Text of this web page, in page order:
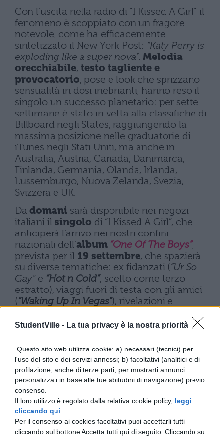
StudentVille - La tua privacy è la nostra priorità
Questo sito web utilizza cookie: a) necessari (tecnici) per
l'uso del sito e dei servizi annessi; b) facoltativi (analitici e di
profilazione, anche di terze parti, per mostrarti annunci
personalizzati in base alle tue abitudini di navigazione) previo
consenso.
Il loro utilizzo è regolato dalla relativa cookie policy, leggi
cliccando qui
Per il consenso ai cookies facoltativi puoi accettarli tutti
cliccando sul bottone Accetta tutti qui di seguito. Cliccando su
Con l’uscita nella radio di “I Kissed A Girl” il
fenomeno è scoppiato con un fragore
notevole, come ha efficacemente
sintetizzato il New York Post: “Katy Perry is
exploding like a super nova”. Melodia
orecchiabile, testo tagliente e
provocatorio, pose e look che sprizzano
sensualità in dosi inebrianti, hanno reso il
singolo un successo planetario: per sette
settimane è stato in vetta alla classifiche di
Billboard negli States, raggiungendo la
massima posizione nelle graduatorie di
iTunes negli Stati Uniti, ma anche in
Australia, Austria, Canada, Danimarca,
Finlanda, Germania, Olanda, Irlanda,
Lussemburgo, Nuova Zelanda, Svezia,
Svizzera e UK.
Da domani sarà disponibile nei negozi
italiani il singolo di “I Kissed A Girl”, che
anticiperà l’arrivo nei nostri confini
nazionali dell’album “One Of The Boys”,
prevista per il 19 settembre, che spazierà
su diverse tematiche: ex fidanzati (“Ur So
Gay” e “Hot n Cold”, scelto come terzo
estratto), viaggi fuori di testa con gli amici
(“Waking Up In Vegas”), rivelazioni e
essere (“I Kissed A Girl”,“Fingerprints”). Non
classico sapore “madonniano”: l’album vivrà
momenti intensi e vulnerabili in ballate
come“Lost”,“I’m Still Breathing”, e“Thinking
of You”. Un disco ricco di potenziali hit,
come affermato da Billboard
paragonandolo a “Jagged Little Pill” , il
capolavoro che lanciò nel 1995 una futura
star come Alanis Morissette.